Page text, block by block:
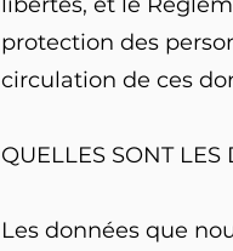
libertés, et le
protection des
circulation de ces
QUELLES SONT
Les données que